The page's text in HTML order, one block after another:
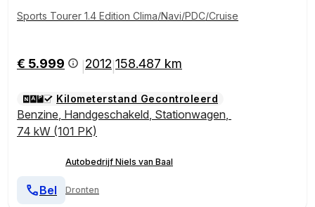
Sports Tourer 1.4 Edition Clima/Navi/PDC/Cruise
€ 5.999 2012 158.487 km
Kilometerstand Gecontroleerd
Benzine, Handgeschakeld, Stationwagen,
74 kW (101 PK)
Autobedrijf Niels van Baal
Dronten
Bel